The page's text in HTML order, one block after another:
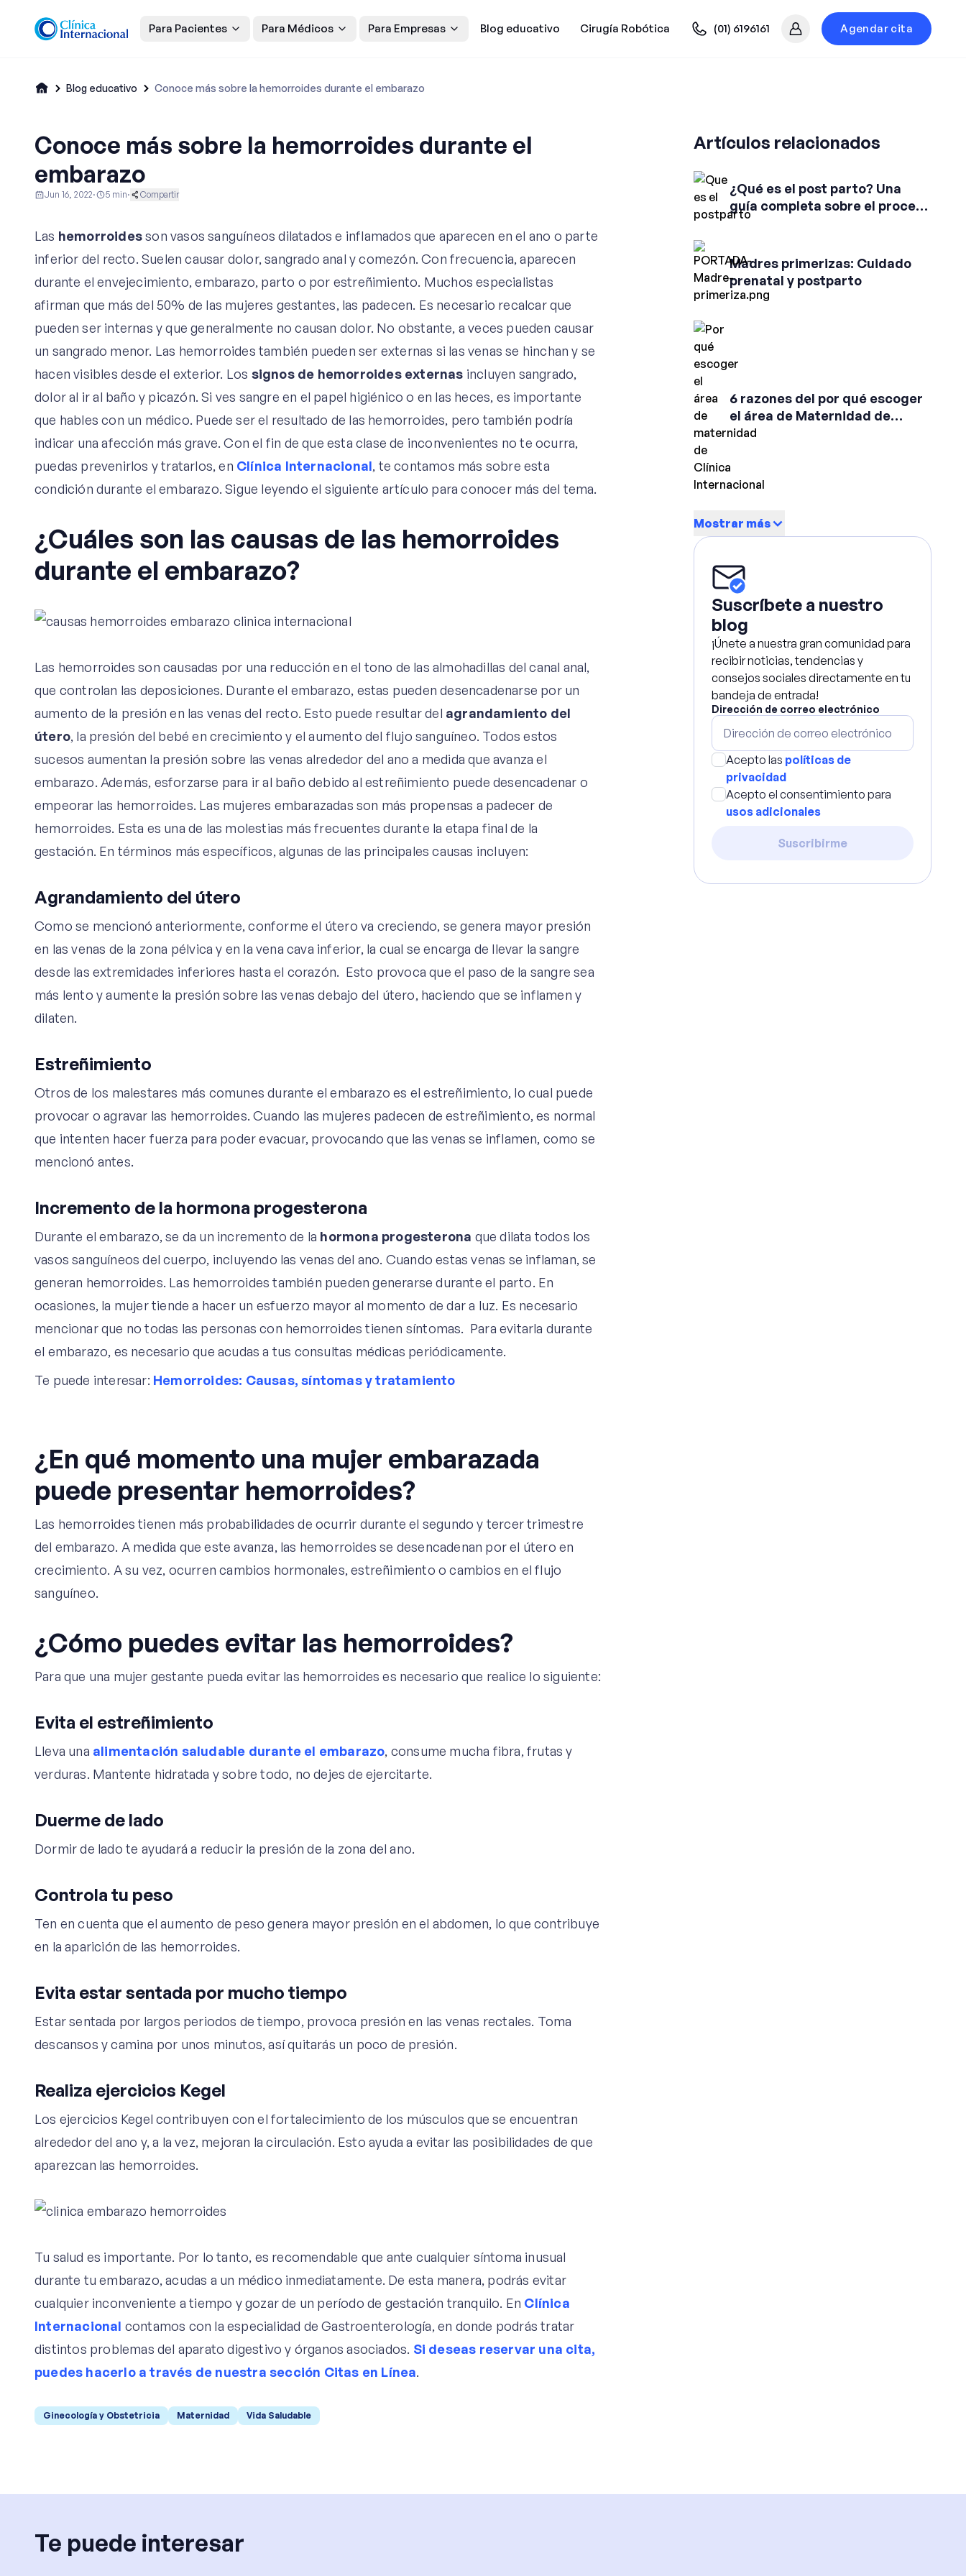
Para Pacientes Para Médicos Para Empresas Blog educativo Cirugía Robótica (01) 6196161
Mi cuenta
Agendar cita
Blog educativo Conoce más sobre la hemorroides durante el embarazo
Conoce más sobre la hemorroides durante el
embarazo
Jun 16, 2022· 5 min· Compartir
Las hemorroidesson vasos sanguíneos dilatados e inflamados que aparecen en el ano o parte
inferior del recto. Suelen causar dolor, sangrado anal y comezón. Con frecuencia, aparecen
durante el envejecimiento, embarazo, parto o por estreñimiento. Muchos especialistas
afirman que más del 50% de las mujeres gestantes, las padecen. Es necesario recalcar que
pueden ser internas y que generalmente no causan dolor. No obstante, a veces pueden causar
un sangrado menor. Las hemorroides también pueden ser externas si las venas se hinchan y se
hacen visibles desde el exterior. Los signos de hemorroides externas incluyen sangrado,
dolor al ir al baño y picazón. Si ves sangre en el papel higiénico o en las heces, es importante
que hables con un médico. Puede ser el resultado de las hemorroides, pero también podría
indicar una afección más grave. Con el fin de que esta clase de inconvenientes no te ocurra,
puedas prevenirlos y tratarlos, en Clínica Internacional, te contamos más sobre esta
condición durante el embarazo. Sigue leyendo el siguiente artículo para conocer más del tema.
¿Cuáles son las causas de las hemorroides
durante el embarazo?
Las hemorroides son causadas por una reducción en el tono de las almohadillas del canal anal,
que controlan las deposiciones. Durante el embarazo, estas pueden desencadenarse por un
aumento de la presión en las venas del recto. Esto puede resultar del agrandamiento del
útero, la presión del bebé en crecimiento y el aumento del flujo sanguíneo. Todos estos
sucesos aumentan la presión sobre las venas alrededor del ano a medida que avanza el
embarazo. Además, esforzarse para ir al baño debido al estreñimiento puede desencadenar o
empeorar las hemorroides. Las mujeres embarazadas son más propensas a padecer de
hemorroides. Esta es una de las molestias más frecuentes durante la etapa final de la
gestación. En términos más específicos, algunas de las principales causas incluyen:
Agrandamiento del útero
Como se mencionó anteriormente, conforme el útero va creciendo, se genera mayor presión
en las venas de la zona pélvica y en la vena cava inferior, la cual se encarga de llevar la sangre
desde las extremidades inferiores hasta el corazón. Esto provoca que el paso de la sangre sea
más lento y aumente la presión sobre las venas debajo del útero, haciendo que se inflamen y
dilaten.
Estreñimiento
Otros de los malestares más comunes durante el embarazo es el estreñimiento, lo cual puede
provocar o agravar las hemorroides. Cuando las mujeres padecen de estreñimiento, es normal
que intenten hacer fuerza para poder evacuar, provocando que las venas se inflamen, como se
mencionó antes.
Incremento de la hormona progesterona
Durante el embarazo, se da un incremento de la hormona progesterona que dilata todos los
vasos sanguíneos del cuerpo, incluyendo las venas del ano. Cuando estas venas se inflaman, se
generan hemorroides. Las hemorroides también pueden generarse durante el parto. En
ocasiones, la mujer tiende a hacer un esfuerzo mayor al momento de dar a luz. Es necesario
mencionar que no todas las personas con hemorroides tienen síntomas. Para evitarla durante
el embarazo, es necesario que acudas a tus consultas médicas periódicamente.
Te puede interesar: Hemorroides: Causas, síntomas y tratamiento
¿En qué momento una mujer embarazada
puede presentar hemorroides?
Las hemorroides tienen más probabilidades de ocurrir durante el segundo y tercer trimestre
del embarazo. A medida que este avanza, las hemorroides se desencadenan por el útero en
crecimiento. A su vez, ocurren cambios hormonales, estreñimiento o cambios en el flujo
sanguíneo.
¿Cómo puedes evitar las hemorroides?
Para que una mujer gestante pueda evitar las hemorroides es necesario que realice lo siguiente:
Evita el estreñimiento
Lleva una alimentación saludable durante el embarazo, consume mucha fibra, frutas y
verduras. Mantente hidratada y sobre todo, no dejes de ejercitarte.
Duerme de lado
Dormir de lado te ayudará a reducir la presión de la zona del ano.
Controla tu peso
Ten en cuenta que el aumento de peso genera mayor presión en el abdomen, lo que contribuye
en la aparición de las hemorroides.
Evita estar sentada por mucho tiempo
Estar sentada por largos periodos de tiempo, provoca presión en las venas rectales. Toma
descansos y camina por unos minutos, así quitarás un poco de presión.
Realiza ejercicios Kegel
Los ejercicios Kegel contribuyen con el fortalecimiento de los músculos que se encuentran
alrededor del ano y, a la vez, mejoran la circulación. Esto ayuda a evitar las posibilidades de que
aparezcan las hemorroides.
Tu salud es importante. Por lo tanto, es recomendable que ante cualquier síntoma inusual
durante tu embarazo, acudas a un médico inmediatamente. De esta manera, podrás evitar
cualquier inconveniente a tiempo y gozar de un período de gestación tranquilo. En Clínica
Internacional contamos con la especialidad de Gastroenterología, en donde podrás tratar
distintos problemas del aparato digestivo y órganos asociados. Si deseas reservar una cita,
puedes hacerlo a través de nuestra sección Citas en Línea.
Ginecología y Obstetricia Maternidad Vida Saludable
Artículos relacionados
¿Qué es el post parto? Una
guía completa sobre el proceso
y su importancia
Madres primerizas: Cuidado
prenatal y postparto
6 razones del por qué escoger
el área de Maternidad de
Clínica Internacional
Mostrar más
Suscríbete a nuestro
blog
¡Únete a nuestra gran comunidad para
recibir noticias, tendencias y
consejos sociales directamente en tu
bandeja de entrada!
Dirección de correo electrónico
Acepto las políticas de
privacidad
Acepto el consentimiento para
usos adicionales
Suscribirme
Te puede interesar